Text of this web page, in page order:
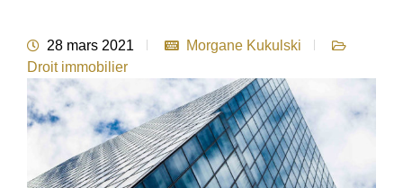
28 mars 2021
Morgane Kukulski
Droit immobilier